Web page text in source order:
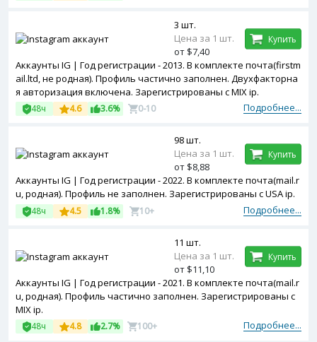
Аккаунты IG | Год регистрации - 2013. В комплекте почта(firstm
ail.ltd, не родная). Профиль частично заполнен. Двухфакторна
я авторизация включена. Зарегистрированы с MIX ip.
Подробнее...
48ч 4.6 3.6% 0-10
3 шт.
Цена за 1 шт.
от $7,40
Купить
Аккаунты IG | Год регистрации - 2022. В комплекте почта(mail.r
u, родная). Профиль не заполнен. Зарегистрированы с USA ip.
Подробнее...
48ч 4.5 1.8% 10+
98 шт.
Цена за 1 шт.
от $8,88
Купить
Аккаунты IG | Год регистрации - 2021. В комплекте почта(mail.r
u, родная). Профиль частично заполнен. Зарегистрированы с
MIX ip.
Подробнее...
48ч 4.8 2.7% 100+
11 шт.
Цена за 1 шт.
от $11,10
Купить